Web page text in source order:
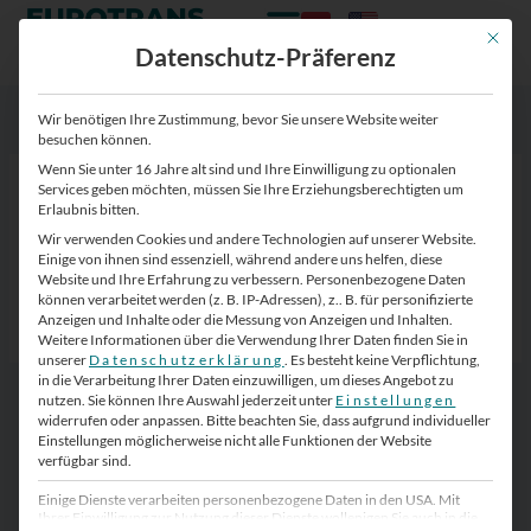
Zum
Zum
Erfahrenes Projektmanagement Icon
Von Eurotrans-Zugang/ 12. November 2024
Mit
Datenschutz-Präferenz
Wir benötigen Ihre Zustimmung, bevor Sie unsere Website weiter
besuchen können.
Wenn Sie unter 16 Jahre alt sind und Ihre Einwilligung zu optionalen
Services geben möchten, müssen Sie Ihre Erziehungsberechtigten um
Erlaubnis bitten.
Wir verwenden Cookies und andere Technologien auf unserer Website.
Einige von ihnen sind essenziell, während andere uns helfen, diese
Website und Ihre Erfahrung zu verbessern. Personenbezogene Daten
können verarbeitet werden (z. B. IP-Adressen), z.. B. für personifizierte
Anzeigen und Inhalte oder die Messung von Anzeigen und Inhalten.
Weitere Informationen über die Verwendung Ihrer Daten finden Sie in
unserer Datenschutzerklärung . Es besteht keine Verpflichtung,
in die Verarbeitung Ihrer Daten einzuwilligen, um dieses Angebot zu
nutzen. Sie können Ihre Auswahl jederzeit unter Einstellungen
widerrufen oder anpassen. Bitte beachten Sie, dass aufgrund individueller
Einstellungen möglicherweise nicht alle Funktionen der Website
verfügbar sind.
Einige Dienste verarbeiten personenbezogene Daten in den USA. Mit
Ihrer Einwilligung zur Nutzung dieser Dienste wollenigen Sie auch in die